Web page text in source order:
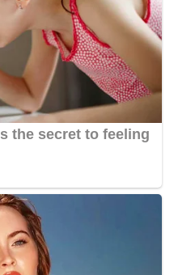
selaku Menteri di Jabatan
Othman Said, di luar
prejudis dan provokatif.
ini sagat mudah:
mengaitkan RUU 355
secara belakang pintu
antara UMNO dan PAS
ke Parlimen.
bagi perkara-perkara
Islam.